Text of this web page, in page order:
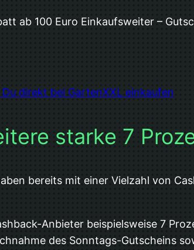
ab 100 Euro Einkaufsweiter –
direkt bei GartenXXL einkaufen
starke 7
bereits mit einer Vielzahl von
Anbieter beispielsweise 7
des Sonntags-Gutscheins